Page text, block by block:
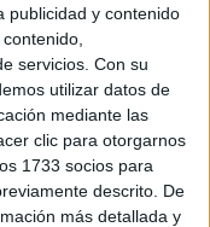
publicidad y contenido
servicios. Con su
utilizar datos de
mediante las
clic para otorgarnos
1733 socios para
descrito. De
más detallada y
cuadros y no hay
que tienen
pertenecen
cómo definirlo y